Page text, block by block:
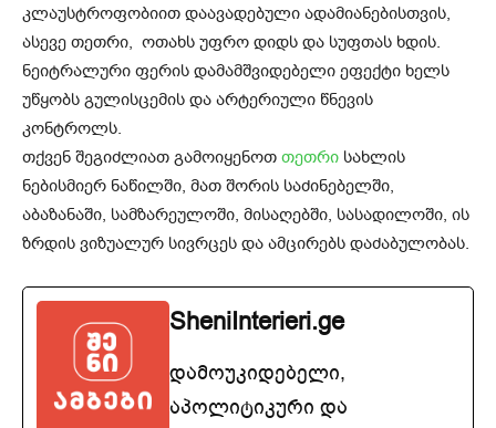
კლაუსტროფობიით დაავადებული ადამიანებისთვის,
ასევე თეთრი, ოთახს უფრო დიდს და სუფთას ხდის.
ნეიტრალური ფერის დამამშვიდებელი ეფექტი ხელს
უწყობს გულისცემის და არტერიული წნევის
კონტროლს.
თქვენ შეგიძლიათ გამოიყენოთ თეთრი სახლის
ნებისმიერ ნაწილში, მათ შორის საძინებელში,
აბაზანაში, სამზარეულოში, მისაღებში, სასადილოში, ის
ზრდის ვიზუალურ სივრცეს და ამცირებს დაძაბულობას.
SheniInterieri.ge
დამოუკიდებელი,
აპოლიტიკური და